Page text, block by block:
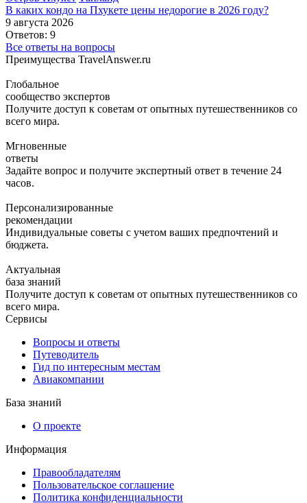
В каких кондо на Пхукете цены недорогие в 2026 году?
9 августа 2026
Ответов: 9
Все ответы на вопросы
Преимущества TravelAnswer.ru
Глобальное
сообщество экспертов
Получите доступ к советам от опытных путешественников со
всего мира.
Мгновенные
ответы
Задайте вопрос и получите экспертный ответ в течение 24
часов.
Персонализированные
рекомендации
Индивидуальные советы с учетом ваших предпочтений и
бюджета.
Актуальная
база знаний
Получите доступ к советам от опытных путешественников со
всего мира.
Сервисы
Вопросы и ответы
Путеводитель
Гид по интересным местам
Авиакомпании
База знаний
О проекте
Информация
Правообладателям
Пользовательское соглашение
Политика конфиденциальности